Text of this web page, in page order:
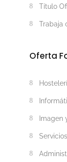
Título
Trabaja
Oferta
Imagen